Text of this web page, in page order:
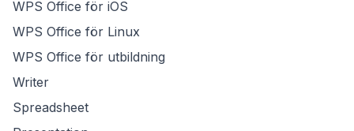
WPS Office för iOS
WPS Office för Linux
WPS Office för utbildning
Writer
Spreadsheet